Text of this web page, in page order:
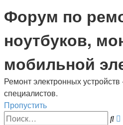
Регистрация
Форум по
ноутбуков,
мобильной
Ремонт электронных
специалистов.
Пропустить